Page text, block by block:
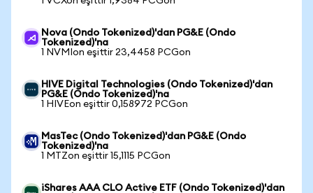
Nova (Ondo Tokenized)'dan PG&E (Ondo
Tokenized)'na
1 NVMIon eşittir 23,4458 PCGon
HIVE Digital Technologies (Ondo Tokenized)'dan
PG&E (Ondo Tokenized)'na
1 HIVEon eşittir 0,158972 PCGon
MasTec (Ondo Tokenized)'dan PG&E (Ondo
Tokenized)'na
1 MTZon eşittir 15,1115 PCGon
iShares AAA CLO Active ETF (Ondo Tokenized)'dan